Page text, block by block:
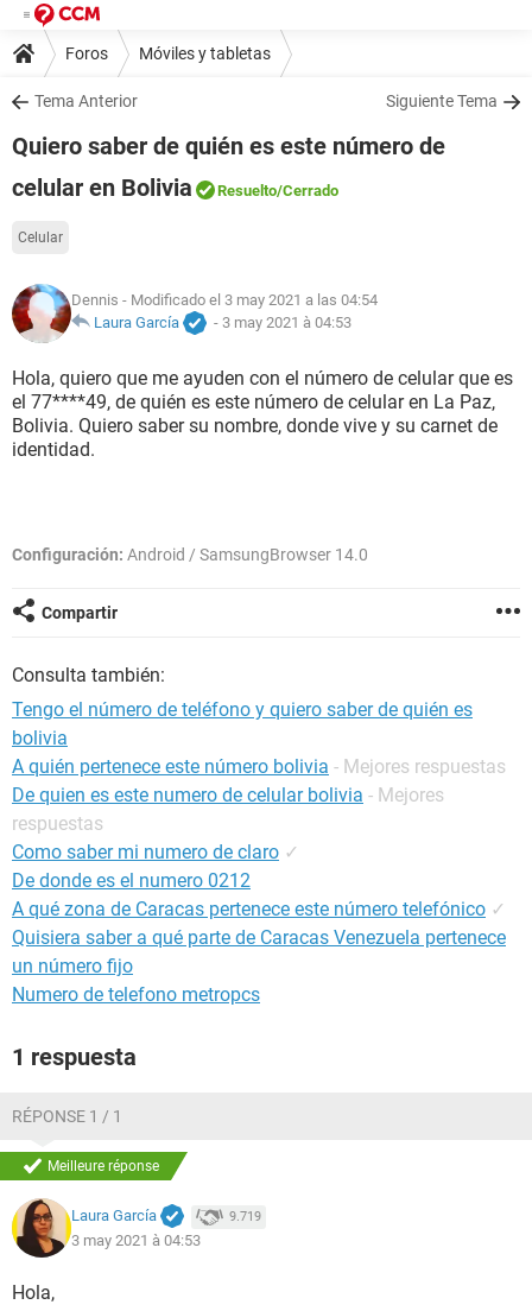
Foros Móviles y tabletas
Tema Anterior Siguiente Tema
Quiero saber de quién es este número de
celular en Bolivia
Resuelto/Cerrado
Celular
Dennis - Modificado el 3 may 2021 a las 04:54
Laura García
- 3 may 2021 à 04:53
Hola, quiero que me ayuden con el número de celular que es
el 77****49, de quién es este número de celular en La Paz,
Bolivia. Quiero saber su nombre, donde vive y su carnet de
identidad.
Configuración: Android / SamsungBrowser 14.0
Compartir
Consulta también:
Tengo el número de teléfono y quiero saber de quién es
bolivia
A quién pertenece este número bolivia - Mejores respuestas
De quien es este numero de celular bolivia - Mejores
respuestas
Como saber mi numero de claro ✓
De donde es el numero 0212
A qué zona de Caracas pertenece este número telefónico ✓
Quisiera saber a qué parte de Caracas Venezuela pertenece
un número fijo
Numero de telefono metropcs
1 respuesta
RÉPONSE 1 / 1
Meilleure réponse
Laura García 9.719
3 may 2021 à 04:53
Hola,